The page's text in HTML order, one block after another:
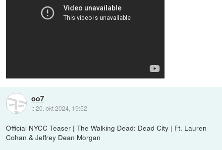
oo7
::20. okt 2024, 19:52
Official NYCC Teaser | The Walking Dead: Dead City | Ft. Lauren
Cohan & Jeffrey Dean Morgan